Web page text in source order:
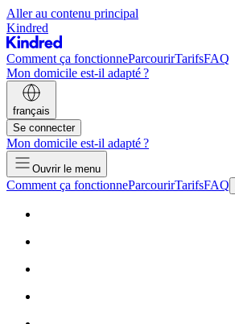
Aller au contenu principal
Kindred
Comment ça fonctionneParcourirTarifsFAQ
Mon domicile est-il adapté ?
français
Se connecter
Mon domicile est-il adapté ?
Ouvrir le menu
Comment ça fonctionneParcourirTarifsFAQ